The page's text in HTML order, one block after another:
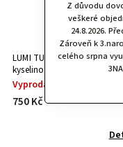
Z důvodu
veškeré
24.8.2026.
Zároveň k
celého srpna
LUMI TUNDRA Řebříčková
kyselinou salicylovou 100ml
Vyprodáno
750 Kč